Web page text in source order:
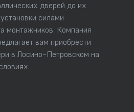
дверей до их
силами
монтажников. Компания
вам приобрести
в Лосино-Петровском на